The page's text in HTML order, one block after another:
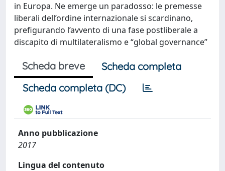
in Europa. Ne emerge un paradosso: le premesse
liberali dell’ordine internazionale si scardinano,
prefigurando l’avvento di una fase postliberale a
discapito di multilateralismo e “global governance”
Scheda breve
Scheda completa
Scheda completa (DC)
Anno pubblicazione
2017
Lingua del contenuto